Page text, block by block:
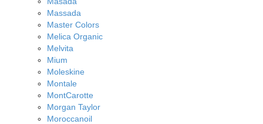
Massada
Master Colors
Melica Organic
Melvita
Mium
Moleskine
Montale
MontCarotte
Morgan Taylor
Moroccanoil